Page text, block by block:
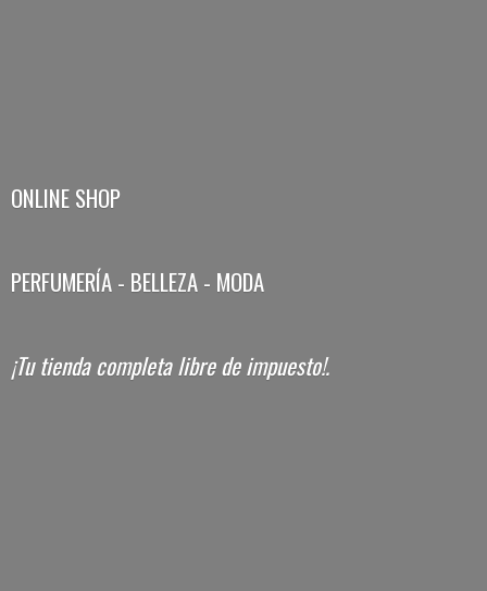
ONLINE SHOP
PERFUMERÍA - BELLEZA - MODA
¡Tu tienda completa librede impuesto!.